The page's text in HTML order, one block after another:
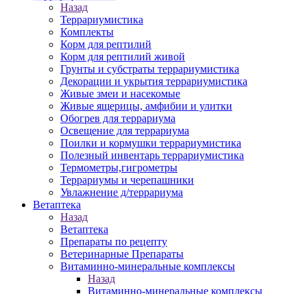
Назад
Террариумистика
Комплекты
Корм для рептилий
Корм для рептилий живой
Грунты и субстраты террариумистика
Декорации и укрытия террариумистика
Живые змеи и насекомые
Живые ящерицы, амфибии и улитки
Обогрев для террариума
Освещение для террариума
Поилки и кормушки террариумистика
Полезный инвентарь террариумистика
Термометры,гигрометры
Террариумы и черепашники
Увлажнение д/террариума
Ветаптека
Назад
Ветаптека
Препараты по рецепту
Ветеринарные Препараты
Витаминно-минеральные комплексы
Назад
Витаминно-минеральные комплексы